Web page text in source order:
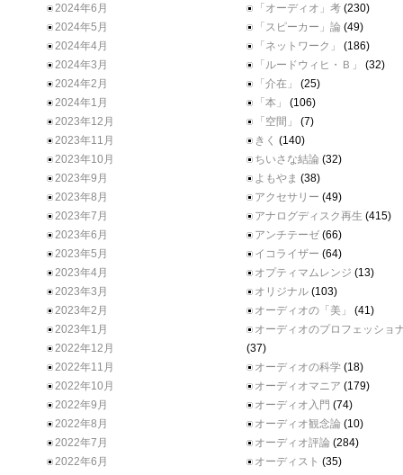
2024年6月
2024年5月
2024年4月
2024年3月
2024年2月
2024年1月
2023年12月
2023年11月
2023年10月
2023年9月
2023年8月
2023年7月
2023年6月
2023年5月
2023年4月
2023年3月
2023年2月
2023年1月
2022年12月
2022年11月
2022年10月
2022年9月
2022年8月
2022年7月
2022年6月
「オーディオ」考 (230)
「スピーカー」論 (49)
「ネットワーク」
(186)
「ルードウィヒ・Ｂ」
(32)
「介在」
(25)
「本」
(106)
「空間」
(7)
きく (140)
ちいさな結論 (32)
よもやま (38)
アクセサリー (49)
アナログディスク再生 (415)
アンチテーゼ (66)
イコライザー (64)
オプティマムレンジ (13)
オリジナル (103)
オーディオの「美」
(41)
オーディオのプロフェッショ
(37)
オーディオの科学 (18)
オーディオマニア (179)
オーディオ入門 (74)
オーディオ観念論 (10)
オーディオ評論 (284)
オーディスト (35)